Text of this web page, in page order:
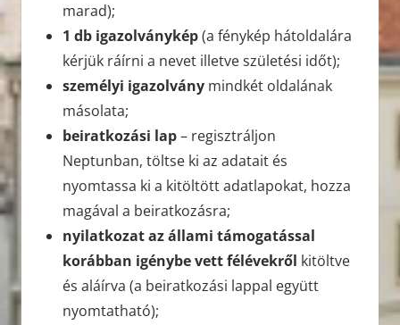
marad);
1 db igazolványkép(a fénykép hátoldalára
kérjük ráírni a nevet illetve születési időt);
személyi igazolványmindkét oldalának
másolata;
beiratkozási lap– regisztráljon
Neptunban, töltse ki az adatait és
nyomtassa ki a kitöltött adatlapokat, hozza
magával a beiratkozásra;
nyilatkozat az állami támogatással
korábban igénybe vett félévekről kitöltve
és aláírva (a beiratkozási lappal együtt
nyomtatható);